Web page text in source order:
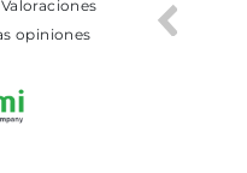
Valoraciones